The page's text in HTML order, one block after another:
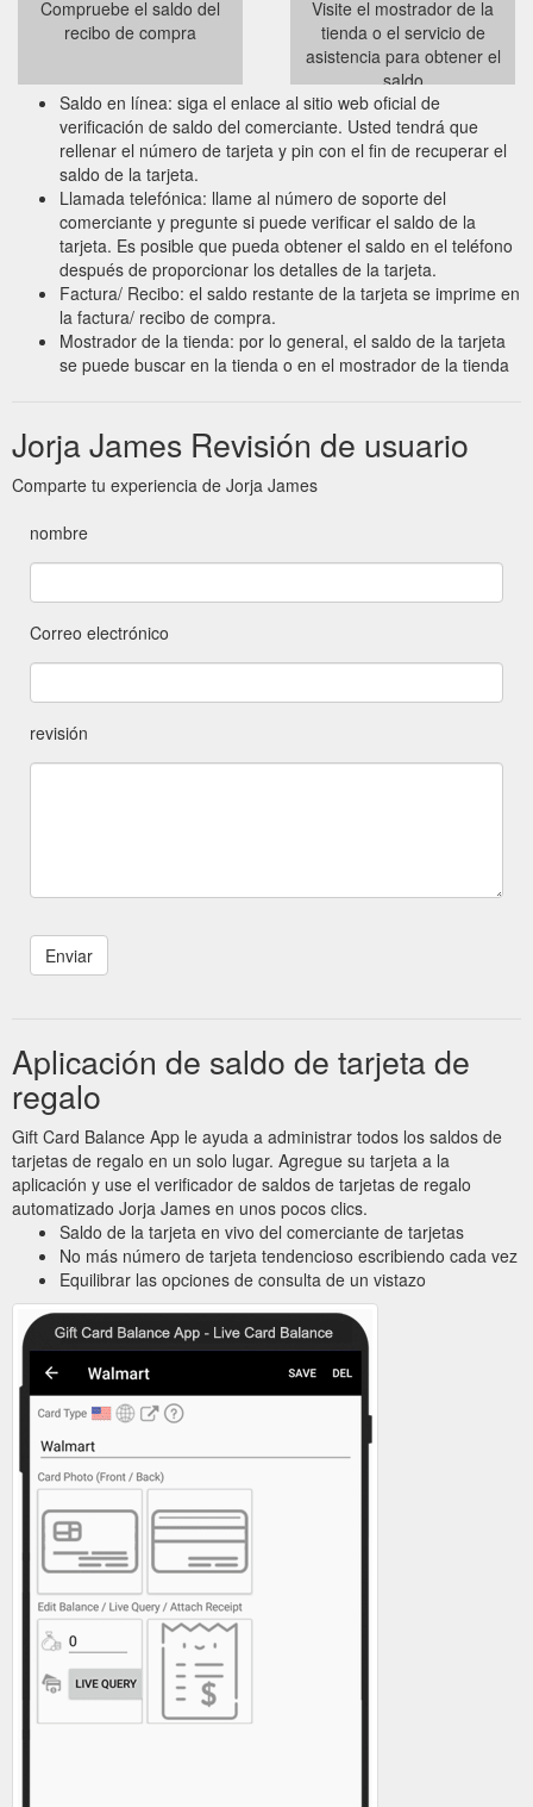
Compruebe el saldo del
recibo de compra
Visite el mostrador de la
tienda o el servicio de
asistencia para obtener el
saldo
Saldo en línea: siga el enlace al sitio web oficial de
verificación de saldo del comerciante. Usted tendrá que
rellenar el número de tarjeta y pin con el fin de recuperar el
saldo de la tarjeta.
Llamada telefónica: llame al número de soporte del
comerciante y pregunte si puede verificar el saldo de la
tarjeta. Es posible que pueda obtener el saldo en el teléfono
después de proporcionar los detalles de la tarjeta.
Factura/ Recibo: el saldo restante de la tarjeta se imprime en
la factura/ recibo de compra.
Mostrador de la tienda: por lo general, el saldo de la tarjeta
se puede buscar en la tienda o en el mostrador de la tienda
Jorja James Revisión de usuario
Comparte tu experiencia de Jorja James
nombre
Correo electrónico
revisión
Aplicación de saldo de tarjeta de
regalo
Gift Card Balance App le ayuda a administrar todos los saldos de
tarjetas de regalo en un solo lugar. Agregue su tarjeta a la
aplicación y use el verificador de saldos de tarjetas de regalo
automatizado Jorja James en unos pocos clics.
Saldo de la tarjeta en vivo del comerciante de tarjetas
No más número de tarjeta tendencioso escribiendo cada vez
Equilibrar las opciones de consulta de un vistazo